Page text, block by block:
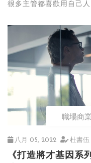
很多主管都喜歡用自己
職場商
八月 05, 2022 杜書伍
《打造將才基因系